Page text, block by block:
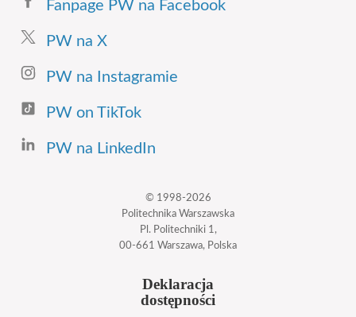
Fanpage PW na Facebook
PW na X
PW na Instagramie
PW on TikTok
PW na LinkedIn
© 1998-2026
Politechnika Warszawska
Pl. Politechniki 1,
00-661 Warszawa, Polska
Deklaracja
dostępności